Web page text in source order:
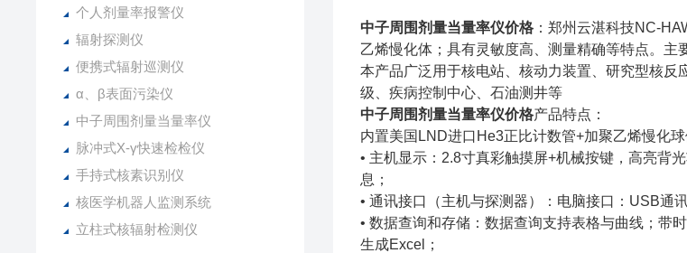
个人剂量率报警仪
辐射探测仪
便携式辐射巡测仪
α、β表面污染仪
中子周围剂量当量率仪
脉冲式X-γ快速检检仪
手持式核素识别仪
核医学机器人监测系统
立柱式核辐射检测仪
中子周围剂量当量率仪价格：郑州云湛科技NC-
乙烯慢化体；具有灵敏度高、测量精确等特点。
本产品广泛用于核电站、核动力装置、研究型核
级、疾病控制中心、石油测井等
中子周围剂量当量率仪价格产品特点：
内置美国LND进口He3正比计数管+加聚乙烯慢化球
• 主机显示：2.8寸真彩触摸屏+机械按键，高亮背
息；
• 通讯接口（主机与探测器）：电脑接口：USB通
• 数据查询和存储：数据查询支持表格与曲线；带
生成Excel；